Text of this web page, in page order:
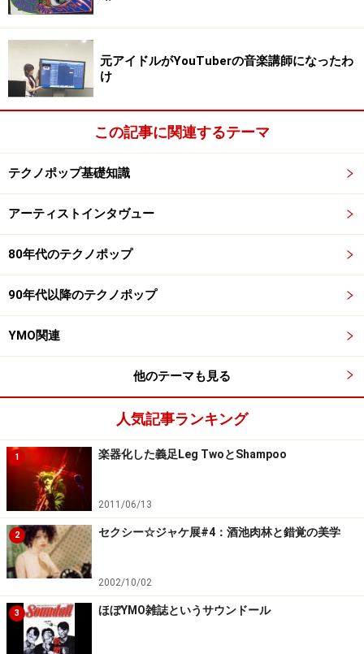
元アイドルがYouTuberの音楽講師になったわ
け
この記事に関連するテーマ
テクノポップ基礎知識
アーティストインタヴュー
80年代のテクノポップ
90年代以降のテクノポップ
YMO関連
他のテーマも見る
人気記事ランキング
1 楽器化した義足Leg TwoとShampoo
2011/06/13
2 セクシー☆ジャケ展#4：酒池肉林と錯覚の美学
2002/10/02
3 ほぼYMO雑誌というサウンドール